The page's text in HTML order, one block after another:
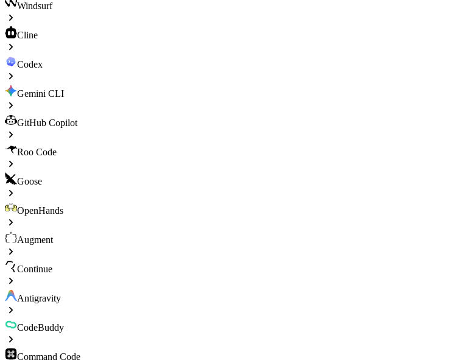
Windsurf
Cline
Codex
Gemini CLI
GitHub Copilot
Roo Code
Goose
OpenHands
Augment
Continue
Antigravity
CodeBuddy
Command Code